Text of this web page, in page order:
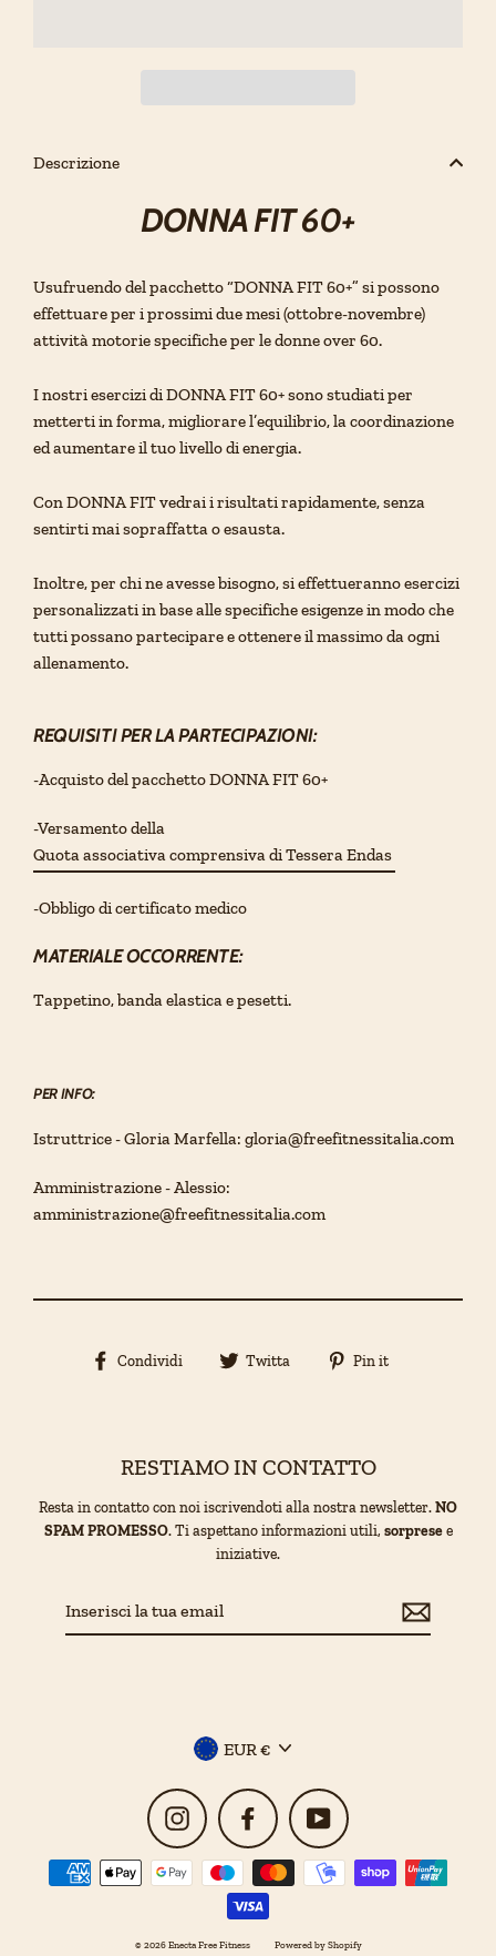
Descrizione
DONNA FIT 60+
Usufruendo del pacchetto “DONNA FIT 60+” si possono
effettuare per i prossimi due mesi (ottobre-novembre)
attività motorie specifiche per le donne over 60.
I nostri esercizi diDONNA FIT 60+sono studiati per
metterti in forma, migliorare l’equilibrio, la coordinazione
ed aumentare il tuo livello di energia.
Con DONNA FIT vedrai i risultati rapidamente, senza
sentirti mai sopraffatta o esausta.
Inoltre, per chi ne avesse bisogno, si effettueranno esercizi
personalizzati in base alle specifiche esigenze in modo che
tutti possano partecipare e ottenere il massimo da ogni
allenamento.
REQUISITI PER LA PARTECIPAZIONI:
-Acquisto del pacchetto DONNA FIT 60+
-Versamento della
Quota associativa comprensiva di Tessera Endas
-Obbligo di certificato medico
MATERIALE OCCORRENTE:
Tappetino, banda elastica e pesetti.
PER INFO:
Istruttrice - Gloria Marfella: gloria@freefitnessitalia.com
Amministrazione - Alessio:
amministrazione@freefitnessitalia.com
Condividi
CondividiTwitta
CondividiPin it
RESTIAMO IN CONTATTO
Resta in contatto con noi iscrivendoti alla nostra newsletter.NO
SPAM PROMESSO. Ti aspettano informazioni utili, sorpresee
iniziative.
Valuta
EUR €
Instagram Facebook YouTube
© 2026 Enecta Free Fitness Powered by Shopify